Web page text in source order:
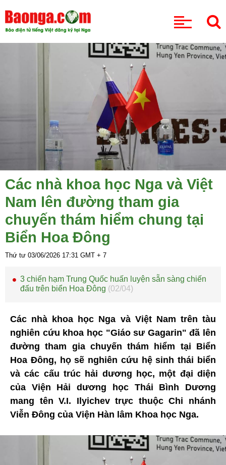
Các nhà khoa học Nga và Việt
Nam lên đường tham gia
chuyến thám hiểm chung tại
Biển Hoa Đông
Thứ tư 03/06/2026 17:31 GMT + 7
3 chiến hạm Trung Quốc huấn luyện sẵn sàng chiến
đấu trên biển Hoa Đông (02/04)
Các nhà khoa học Nga và Việt Nam trên tàu
nghiên cứu khoa học "Giáo sư Gagarin" đã lên
đường tham gia chuyến thám hiểm tại Biển
Hoa Đông, họ sẽ nghiên cứu hệ sinh thái biển
và các cấu trúc hải dương học, một đại diện
của Viện Hải dương học Thái Bình Dương
mang tên V.I. Ilyichev trực thuộc Chi nhánh
Viễn Đông của Viện Hàn lâm Khoa học Nga.